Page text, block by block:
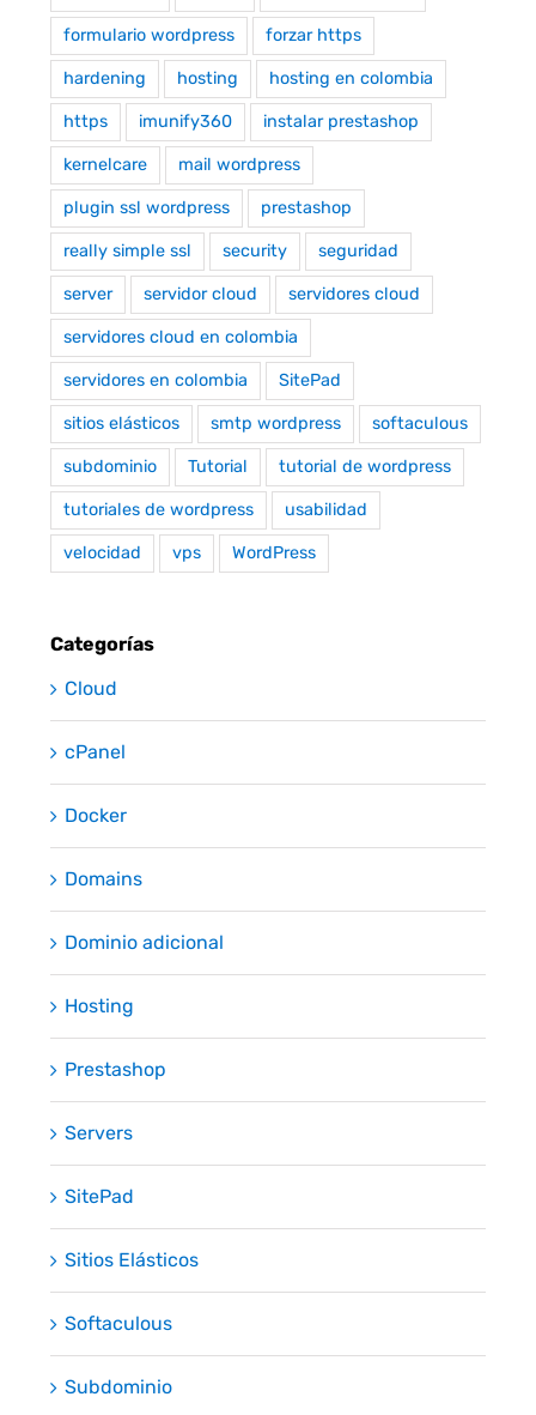
formulario wordpress forzar https
hardening hosting hosting en colombia
https imunify360 instalar prestashop
kernelcare mail wordpress
plugin ssl wordpress prestashop
really simple ssl security seguridad
server servidor cloud servidores cloud
servidores cloud en colombia
servidores en colombia SitePad
sitios elásticos smtp wordpress softaculous
subdominio Tutorial tutorial de wordpress
tutoriales de wordpress usabilidad
velocidad vps WordPress
Categorías
Cloud
cPanel
Docker
Domains
Dominio adicional
Hosting
Prestashop
Servers
SitePad
Sitios Elásticos
Softaculous
Subdominio